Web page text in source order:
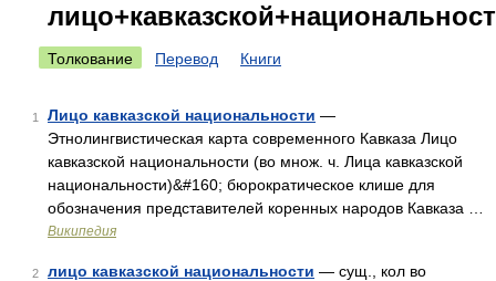
Толкование Перевод Книги
1 Лицо кавказской национальности —
Этнолингвистическая карта современного Кавказа Лицо
кавказской национальности (во множ. ч. Лица кавказской
национальности)&#160; бюрократическое клише для
обозначения представителей коренных народов Кавказа …
Википедия
2 лицо кавказской национальности — сущ., кол во